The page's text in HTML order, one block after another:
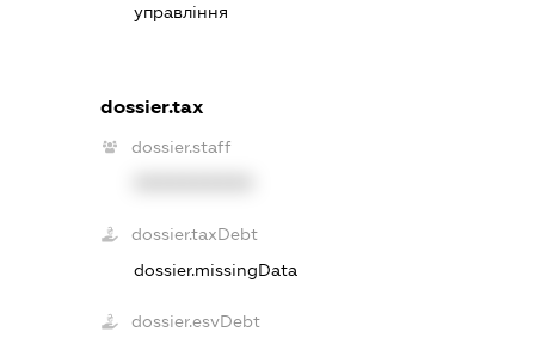
управління
dossier.tax
dossier.staff
dossier.taxDebt
dossier.missingData
dossier.esvDebt